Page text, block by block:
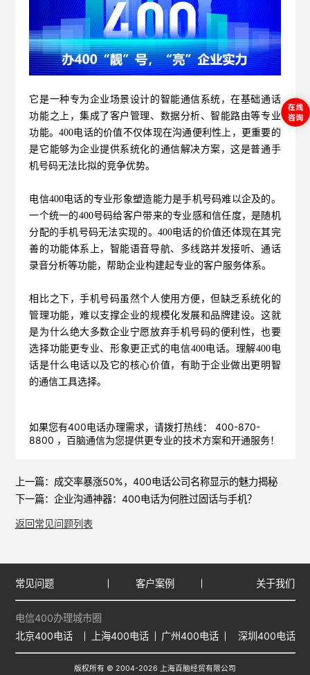
它是一种专为企业场景设计的智能通信系统，在基础通话
功能之上，集成了客户管理、数据分析、智能路由等专业
功能。400电话的价值不仅体现在沟通便利性上，更重要的
是它能够为企业提供系统化的通信解决方案，这是普通手
机号码无法比拟的竞争优势。
电信400电话的专业形象塑造能力是手机号码难以企及的。
一个统一的400号码给客户带来的专业感和信任度，是随机
分配的手机号码无法实现的。400电话的价值还体现在其完
善的功能体系上，智能语音导航、多线路并发接听、通话
录音分析等功能，帮助企业构建起专业的客户服务体系。
相比之下，手机号码虽然个人使用方便，但缺乏系统化的
管理功能，难以支撑企业的规模化发展和品牌建设。这就
是为什么绝大多数企业宁愿放弃手机号码的便利性，也要
选择功能更专业、形象更正式的电信400电话。理解400电
话是什么电话以及它的核心价值，有助于企业做出更明智
的通信工具选择。
如果您有400电话办理需求，请拨打热线： 400-870-
8800 ，百脑通信为您提供更专业的技术方案和开通服务！
上一篇： 成交率暴涨50%，400电话公司名称显示的魅力揭秘
下一篇： 企业沟通神器：400电话为何胜过固话与手机？
返回常见问题列表
常见问题 客户案例 关于我们
电信400办理城市圈
北京400电话
上海400电话 广州400电话 深圳400电话
版权所有 © 2004-2026 上海百脑经贸有限公司